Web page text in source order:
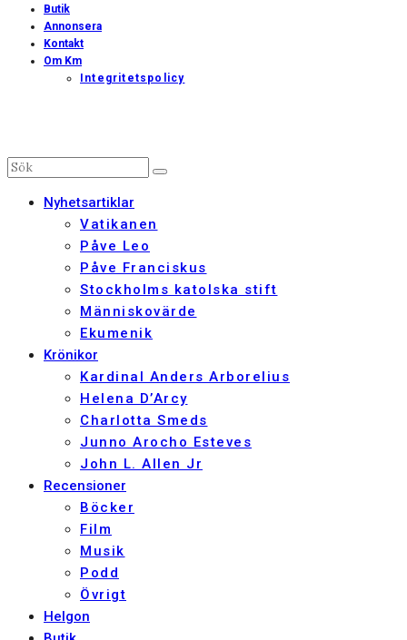
Butik
Annonsera
Kontakt
Om Km
Integritetspolicy
Nyhetsartiklar
Vatikanen
Påve Leo
Påve Franciskus
Stockholms katolska stift
Människovärde
Ekumenik
Krönikor
Kardinal Anders Arborelius
Helena D’Arcy
Charlotta Smeds
Junno Arocho Esteves
John L. Allen Jr
Recensioner
Böcker
Film
Musik
Podd
Övrigt
Helgon